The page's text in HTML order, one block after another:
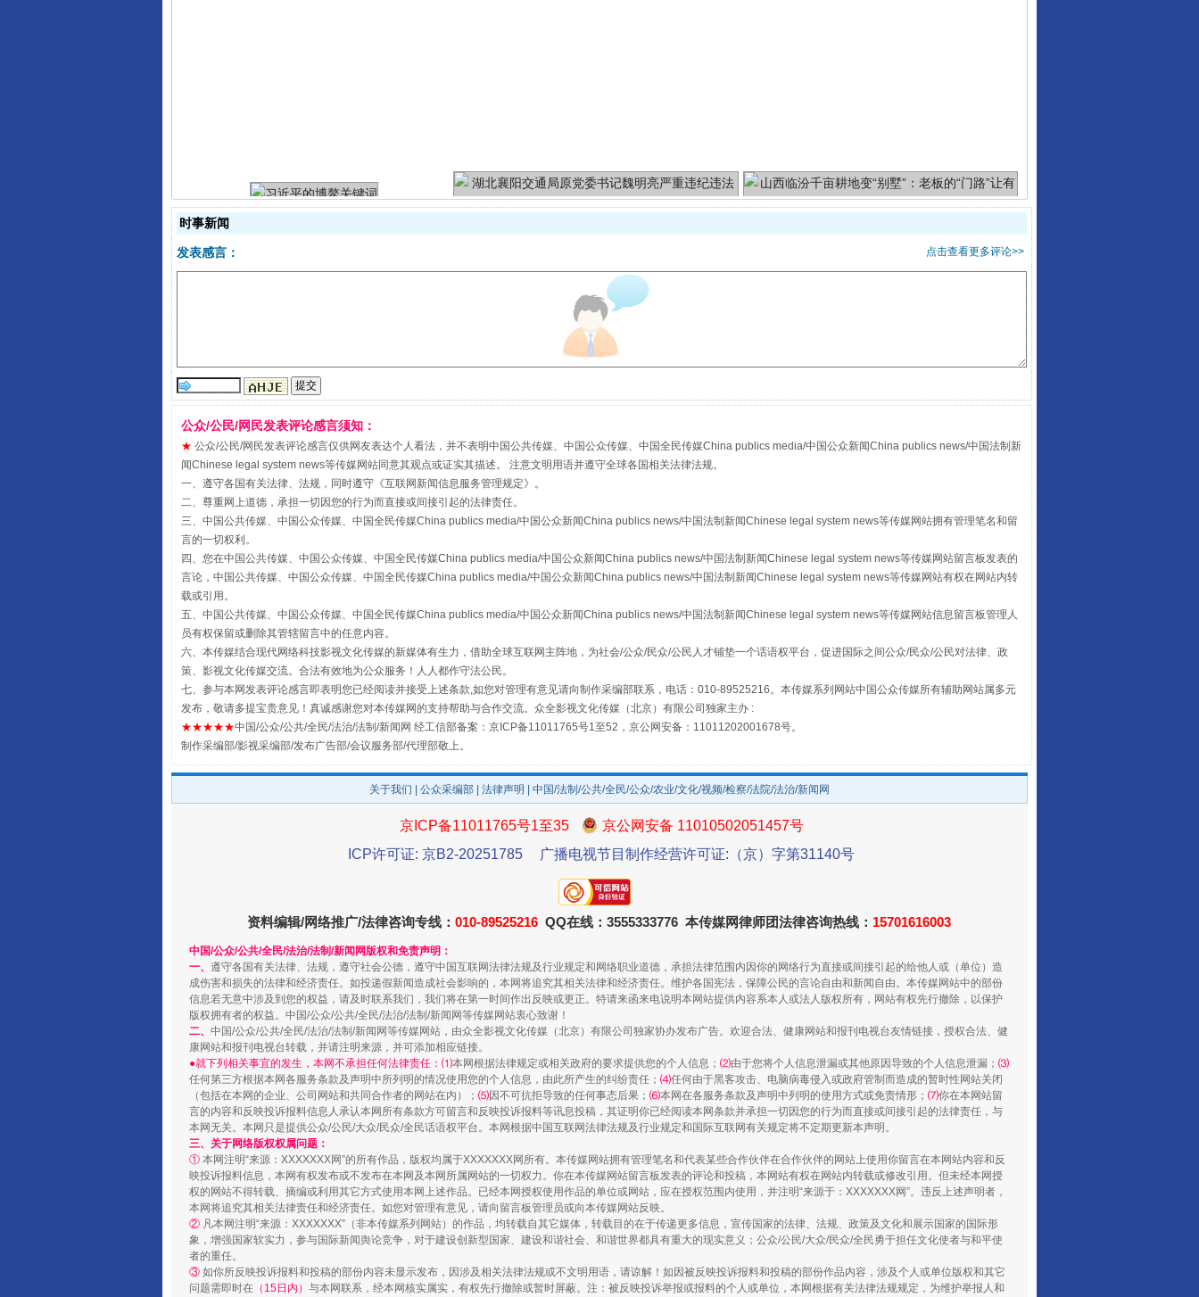
“刷贴”乱象丛生
生物安全法正式实施 别拿“量子”当幌子
解纷+调解+退费，一次搞定
珠宝鉴定乱象
重拳出击！专项整治午间酒驾
站台名比不上好声名
走近一线检察官
“谁都不怕”的他落马了
时事新闻
点击查看更多评论>>
发表感言：
公众/公民/网民发表评论感言须知：
★ 公众/公民/网民发表评论感言仅供网友表达个人看法，并不表明中国公共传媒、中国公众传媒、中国全民传媒China publics media/中国公众新闻China publics news/中国法制新
闻Chinese legal system news等传媒网站同意其观点或证实其描述。 注意文明用语并遵守全球各国相关法律法规。
一、遵守各国有关法律、法规，同时遵守《互联网新闻信息服务管理规定》。
二、尊重网上道德，承担一切因您的行为而直接或间接引起的法律责任。
三、中国公共传媒、中国公众传媒、中国全民传媒China publics media/中国公众新闻China publics news/中国法制新闻Chinese legal system news等传媒网站拥有管理笔名和留
言的一切权利。
四、您在中国公共传媒、中国公众传媒、中国全民传媒China publics media/中国公众新闻China publics news/中国法制新闻Chinese legal system news等传媒网站留言板发表的
言论，中国公共传媒、中国公众传媒、中国全民传媒China publics media/中国公众新闻China publics news/中国法制新闻Chinese legal system news等传媒网站有权在网站内转
载或引用。
五、中国公共传媒、中国公众传媒、中国全民传媒China publics media/中国公众新闻China publics news/中国法制新闻Chinese legal system news等传媒网站信息留言板管理人
员有权保留或删除其管辖留言中的任意内容。
六、本传媒结合现代网络科技影视文化传媒的新媒体有生力，借助全球互联网主阵地，为社会/公众/民众/公民人才铺垫一个话语权平台，促进国际之间公众/民众/公民对法律、政
策、影视文化传媒交流。合法有效地为公众服务！人人都作守法公民。
七、参与本网发表评论感言即表明您已经阅读并接受上述条款,如您对管理有意见请向制作采编部联系，电话：010-89525216。本传媒系列网站中国公众传媒所有辅助网站属多元
发布，敬请多提宝贵意见！真诚感谢您对本传媒网的支持帮助与合作交流。众全影视文化传媒（北京）有限公司独家主办 :
★★★★★中国/公众/公共/全民/法治/法制/新闻网 经工信部备案：京ICP备11011765号1至52，京公网安备：11011202001678号。
制作采编部/影视采编部/发布广告部/会议服务部/代理部敬上。
关于我们 公众采编部 法律声明 | 中国/法制/公共/全民/公众/农业/文化/视频/检察/法院/法治/新闻网
京ICP备11011765号1至35
京公网安备 11010502051457号
ICP许可证: 京B2-20251785
广播电视节目制作经营许可证:（京）字第31140号
资料编辑/网络推广/法律咨询专线： 010-89525216 QQ在线：3555333776 本传媒网律师团法律咨询热线： 15701616003
中国/公众/公共/全民/法治/法制/新闻网版权和免责声明：
一、 遵守各国有关法律、法规，遵守社会公德，遵守中国互联网法律法规及行业规定和网络职业道德，承担法律范围内因你的网络行为直接或间接引起的给他人或（单位）造
成伤害和损失的法律和经济责任。如投递假新闻造成社会影响的，本网将追究其相关法律和经济责任。维护各国宪法，保障公民的言论自由和新闻自由。本传媒网站中的部份
信息若无意中涉及到您的权益，请及时联系我们，我们将在第一时间作出反映或更正。特请来函来电说明本网站提供内容系本人或法人版权所有，网站有权先行撤除，以保护
版权拥有者的权益。中国/公众/公共/全民/法治/法制/新闻网等传媒网站衷心致谢！
二、 中国/公众/公共/全民/法治/法制/新闻网等传媒网站，由众全影视文化传媒（北京）有限公司独家协办发布广告。欢迎合法、健康网站和报刊电视台友情链接，授权合法、健
康网站和报刊电视台转载，并请注明来源，并可添加相应链接。
●就下列相关事宜的发生，本网不承担任何法律责任：⑴本网根据法律规定或相关政府的要求提供您的个人信息； ⑵由于您将个人信息泄漏或其他原因导致的个人信息泄漏； ⑶
任何第三方根据本网各服务条款及声明中所列明的情况使用您的个人信息，由此所产生的纠纷责任； ⑷任何由于黑客攻击、电脑病毒侵入或政府管制而造成的暂时性网站关闭
（包括在本网的企业、公司网站和共同合作者的网站在内）； ⑸因不可抗拒导致的任何事态后果； ⑹本网在各服务条款及声明中列明的使用方式或免责情形； ⑺你在本网站留
言的内容和反映投诉报料信息人承认本网所有条款方可留言和反映投诉报料等讯息投稿，其证明你已经阅读本网条款并承担一切因您的行为而直接或间接引起的法律责任，与
本网无关。本网只是提供公众/公民/大众/民众/全民话语权平台。本网根据中国互联网法律法规及行业规定和国际互联网有关规定将不定期更新本声明。
三、关于网络版权权属问题：
① 本网注明“来源：XXXXXXX网”的所有作品，版权均属于XXXXXXX网所有。本传媒网站拥有管理笔名和代表某些合作伙伴在合作伙伴的网站上使用你留言在本网站内容和反
映投诉报料信息，本网有权发布或不发布在本网及本网所属网站的一切权力。你在本传媒网站留言板发表的评论和投稿，本网站有权在网站内转载或修改引用。但未经本网授
权的网站不得转载、摘编或利用其它方式使用本网上述作品。已经本网授权使用作品的单位或网站，应在授权范围内使用，并注明“来源于：XXXXXXX网”。违反上述声明者，
本网将追究其相关法律责任和经济责任。如您对管理有意见，请向留言板管理员或向本传媒网站反映。
② 凡本网注明“来源：XXXXXXX”（非本传媒系列网站）的作品，均转载自其它媒体，转载目的在于传递更多信息，宣传国家的法律、法规、政策及文化和展示国家的国际形
象，增强国家软实力，参与国际新闻舆论竞争，对于建设创新型国家、建设和谐社会、和谐世界都具有重大的现实意义；公众/公民/大众/民众/全民勇于担任文化使者与和平使
者的重任。
③ 如你所反映投诉报料和投稿的部份内容未显示发布，因涉及相关法律法规或不文明用语，请谅解！如因被反映投诉报料和投稿的部份作品内容，涉及个人或单位版权和其它
问题需即时在 （15日内） 与本网联系，经本网核实属实，有权先行撤除或暂时屏蔽。注：被反映投诉举报或报料的个人或单位，本网根据有关法律法规规定，为维护举报人和